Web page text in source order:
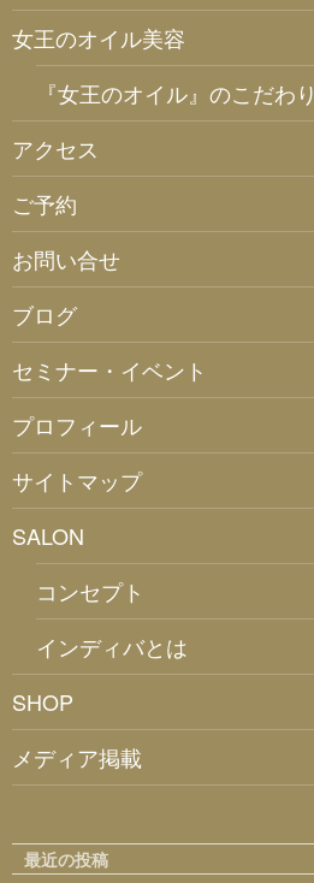
女王のオイル美容
『女王のオイル』のこだわり
アクセス
ご予約
お問い合せ
ブログ
セミナー・イベント
プロフィール
サイトマップ
SALON
コンセプト
インディバとは
SHOP
メディア掲載
最近の投稿